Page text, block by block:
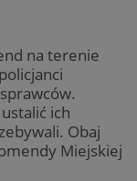
na terenie
ich
Obaj
Miejskiej